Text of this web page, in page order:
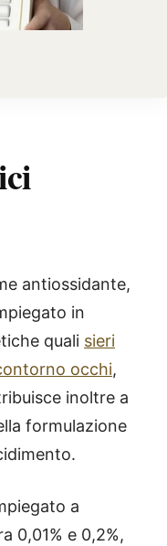
antiossidante,
in
quali sieri
occhi,
inoltre a
formulazione
a
0,01% e 0,2%,